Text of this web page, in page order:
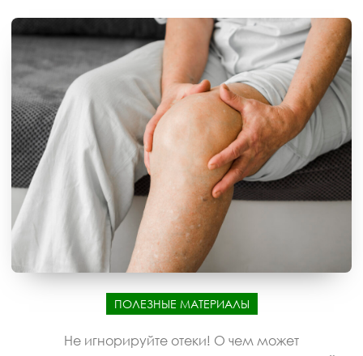
ПОЛЕЗНЫЕ МАТЕРИАЛЫ
Не игнорируйте отеки! О чем может